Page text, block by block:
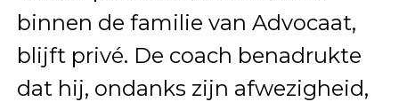
binnen de familie van Advocaat,
blijft privé. De coach benadrukte
dat hij, ondanks zijn afwezigheid,